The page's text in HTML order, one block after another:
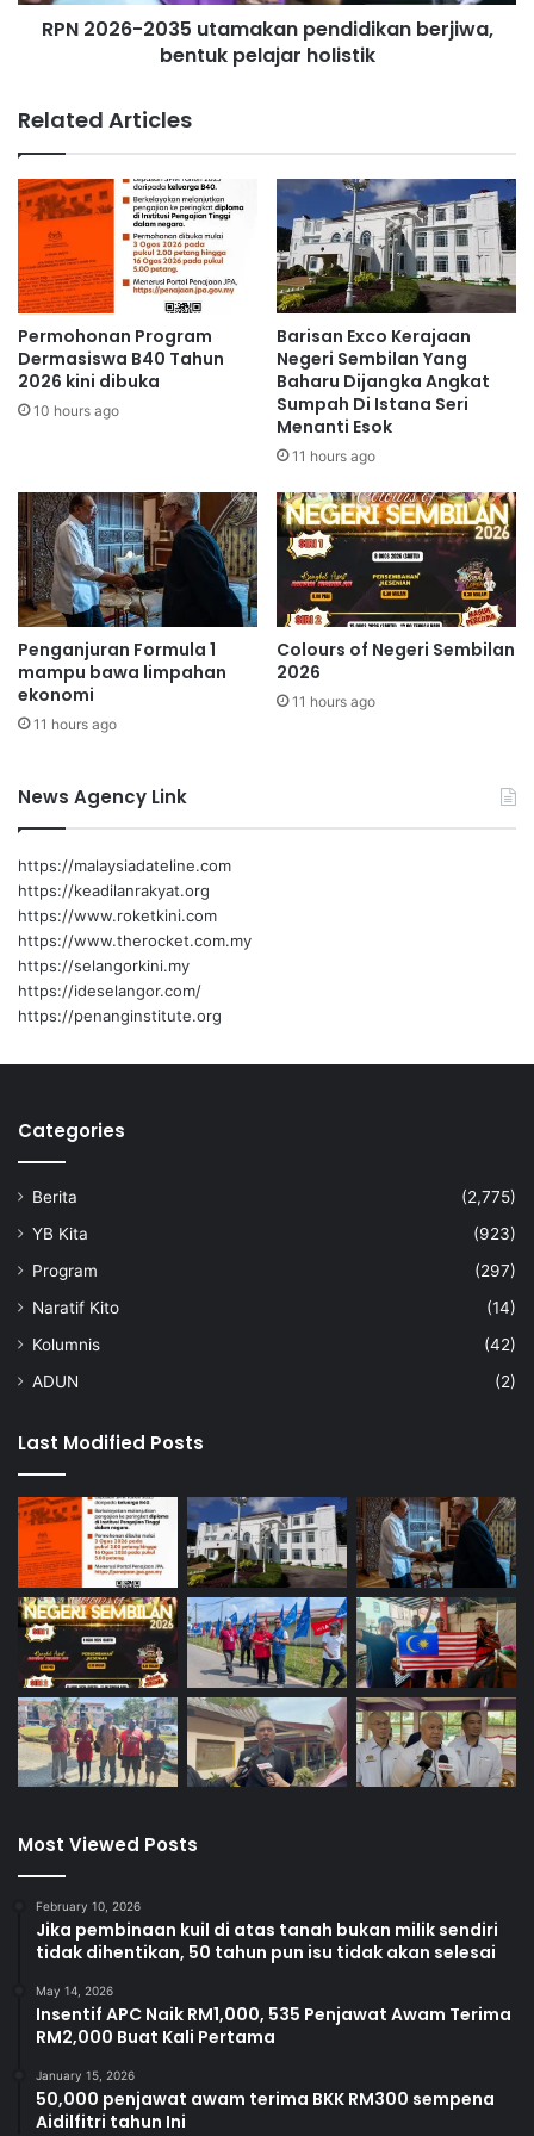
h
k
a
n
p
k
o
t
u
m
t
a
m
a
k
n
p
e
n
d
i
a
n
b
e
r
j
i
w
a
,
n
t
l
t
i
RPN 2026-2035 utamakan pendidikan berjiwa,
bentuk pelajar holistik
Related Articles
Permohonan Program
Dermasiswa B40 Tahun
2026 kini dibuka
10 hours ago
Barisan Exco Kerajaan
Negeri Sembilan Yang
Baharu Dijangka Angkat
Sumpah Di Istana Seri
Menanti Esok
11 hours ago
Penganjuran Formula 1
mampu bawa limpahan
ekonomi
11 hours ago
Colours of Negeri Sembilan
2026
11 hours ago
News Agency Link
https://malaysiadateline.com
https://keadilanrakyat.org
https://www.roketkini.com
https://www.therocket.com.my
https://selangorkini.my
https://ideselangor.com/
https://penanginstitute.org
Categories
Berita
(2,775)
YB Kita
(923)
Program
(297)
Naratif Kito
(14)
Kolumnis
(42)
ADUN
(2)
Last Modified Posts
Most Viewed Posts
February 10, 2026
Jika pembinaan kuil di atas tanah bukan milik sendiri
tidak dihentikan, 50 tahun pun isu tidak akan selesai
May 14, 2026
Insentif APC Naik RM1,000, 535 Penjawat Awam Terima
RM2,000 Buat Kali Pertama
January 15, 2026
50,000 penjawat awam terima BKK RM300 sempena
Aidilfitri tahun Ini